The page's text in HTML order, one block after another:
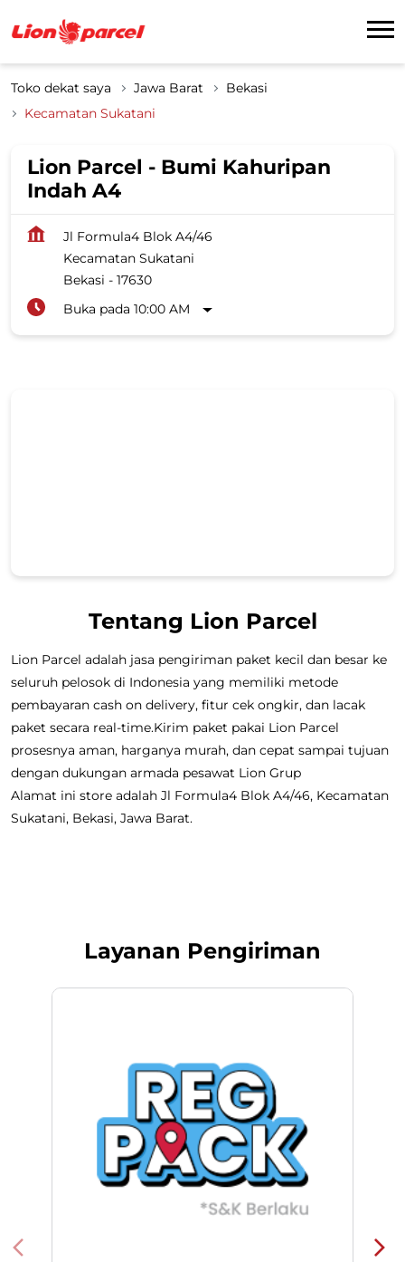
Toko dekat saya Jawa Barat
Bekasi
Kecamatan Sukatani
Lion Parcel - Bumi Kahuripan
Indah A4
Jl Formula4 Blok A4/46
Kecamatan Sukatani
Bekasi - 17630
Buka pada 10:00 AM
Tentang Lion Parcel
Lion Parcel adalah jasa pengiriman paket kecil dan besar ke
seluruh pelosok di Indonesia yang memiliki metode
pembayaran cash on delivery, fitur cek ongkir, dan lacak
paket secara real-time.Kirim paket pakai Lion Parcel
prosesnya aman, harganya murah, dan cepat sampai tujuan
dengan dukungan armada pesawat Lion Grup
Alamat ini store adalah Jl Formula4 Blok A4/46, Kecamatan
Sukatani, Bekasi, Jawa Barat.
Layanan Pengiriman